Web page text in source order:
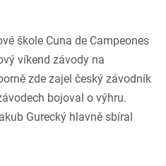
škole Cuna de Campeones
víkend závody na
zde zajel český závodník
bojoval o výhru.
Gurecký hlavně sbíral